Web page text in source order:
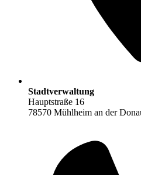
Stadtverwaltung
Hauptstraße 16
78570 Mühlheim an der